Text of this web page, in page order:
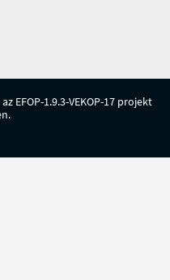
EFOP-1.9.3-VEKOP-17 projekt